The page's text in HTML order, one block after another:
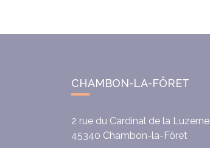
CHAMBON-LA-FÔRET
2 rue du Cardinal de la Luzerne
45340 Chambon-la-Fôret